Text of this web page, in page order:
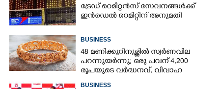
ട്രേഡ് റെമിറ്റൻസ് സേവനങ്ങൾക്ക്
ഇൻഡെൽ റെമിറ്റിന് അനുമതി
BUSINESS
48 മണിക്കൂറിനുള്ളിൽ സ്വർണവില
പറന്നുയർന്നു; ഒരു പവന് 4,200
രൂപയുടെ വർദ്ധനവ്, വിവാഹ
BUSINESS